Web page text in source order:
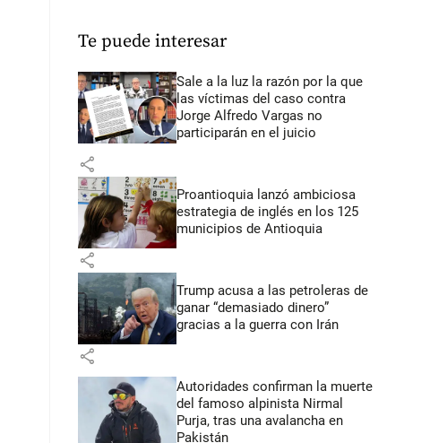
Te puede interesar
Sale a la luz la razón por la que
las víctimas del caso contra
Jorge Alfredo Vargas no
participarán en el juicio
share
Proantioquia lanzó ambiciosa
estrategia de inglés en los 125
municipios de Antioquia
share
Trump acusa a las petroleras de
ganar “demasiado dinero”
gracias a la guerra con Irán
share
Autoridades confirman la muerte
del famoso alpinista Nirmal
Purja, tras una avalancha en
Pakistán